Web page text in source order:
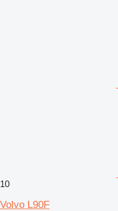
10
Volvo L90F